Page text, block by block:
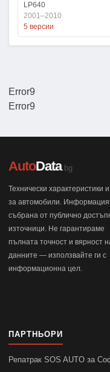
Error9
LP640
2001–2010
5 версии
Error9
AutoData.bg
Технически характеристики
за автомобили.
събрана от публично
източници. Не гарантираме
пълната точност и вярност
данните — използвайте ги с
информационна цел.
ПАРТНЬОРИ
Репатрак SOS AUTO за